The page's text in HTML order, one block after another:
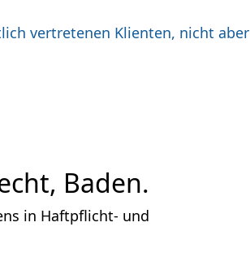
vertretenen Klienten, nicht aber
Baden.
in Haftpflicht- und